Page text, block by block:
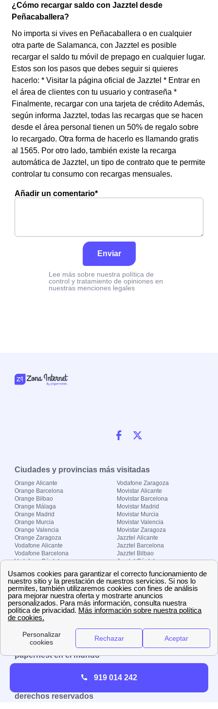
¿Cómo recargar saldo con Jazztel desde
Peñacaballera?
No importa si vives en Peñacaballera o en cualquier
otra parte de Salamanca, con Jazztel es posible
recargar el saldo tu móvil de prepago en cualquier lugar.
Estos son los pasos que debes seguir si quieres
hacerlo: * Visitar la página oficial de Jazztel * Entrar en
el área de clientes con tu usuario y contraseña *
Finalmente, recargar con una tarjeta de crédito Además,
según informa Jazztel, todas las recargas que se hacen
desde el área personal tienen un 50% de regalo sobre
lo recargado. Otra forma de hacerlo es llamando gratis
al 1565. Por otro lado, también existe la recarga
automática de Jazztel, un tipo de contrato que te permite
controlar tu consumo con recargas mensuales.
Añadir un comentario*
Enviar
Lee más sobre nuestra política de
control y tratamiento de opiniones en
nuestras menciones legales
Ciudades y provincias más visitadas
Orange Alicante
Orange Barcelona
Orange Bilbao
Orange Málaga
Orange Madrid
Orange Murcia
Orange Valencia
Orange Zaragoza
Vodafone Alicante
Vodafone Barcelona
Vodafone Córdoba
Vodafone Madrid
Vodafone Murcia
Vodafone Valencia
Vodafone Zaragoza
Movistar Alicante
Movistar Barcelona
Movistar Madrid
Movistar Murcia
Movistar Valencia
Movistar Zaragoza
Jazztel Alicante
Jazztel Barcelona
Jazztel Bilbao
Jazztel Córdoba
Jazztel Málaga
Jazztel Valencia
Jazztel Zaragoza
Sobre Zona-internet.com
¿Quiénes somos?
El grupo papernest
Aviso legal Nuestras ofertas de trabajo
papernest en el mundo
Reino Unido
derechos reservados
919 014 242